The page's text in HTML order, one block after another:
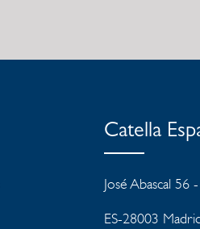
Catella
José Abascal 56
ES-28003